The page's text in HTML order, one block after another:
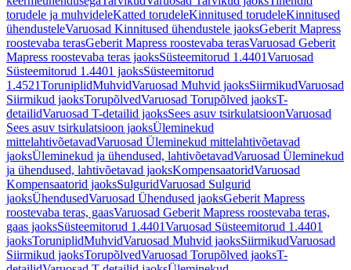
torudele ja muhvideleKatted torudeleKinnitused torudeleKinnitused
ühendusteleVaruosad Kinnitused ühendustele jaoksGeberit Mapress
roostevaba terasGeberit Mapress roostevaba terasVaruosad Geberit
Mapress roostevaba teras jaoksSüsteemitorud 1.4401Varuosad
Süsteemitorud 1.4401 jaoksSüsteemitorud
1.4521ToruniplidMuhvidVaruosad Muhvid jaoksSiirmikudVaruosad
Siirmikud jaoksTorupõlvedVaruosad Torupõlved jaoksT-
detailidVaruosad T-detailid jaoksSees asuv tsirkulatsioonVaruosad
Sees asuv tsirkulatsioon jaoksÜleminekud
mittelahtivõetavadVaruosad Üleminekud mittelahtivõetavad
jaoksÜleminekud ja ühendused, lahtivõetavadVaruosad Üleminekud
ja ühendused, lahtivõetavad jaoksKompensaatoridVaruosad
Kompensaatorid jaoksSulguridVaruosad Sulgurid
jaoksÜhendusedVaruosad Ühendused jaoksGeberit Mapress
roostevaba teras, gaasVaruosad Geberit Mapress roostevaba teras,
gaas jaoksSüsteemitorud 1.4401Varuosad Süsteemitorud 1.4401
jaoksToruniplidMuhvidVaruosad Muhvid jaoksSiirmikudVaruosad
Siirmikud jaoksTorupõlvedVaruosad Torupõlved jaoksT-